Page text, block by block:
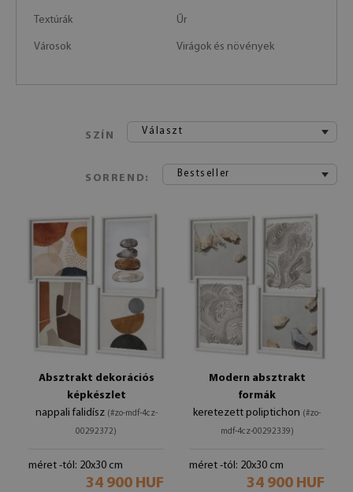
Textúrák Űr
Városok Virágok és növények
SZÍN Választ
SORREND: Bestseller
Absztrakt dekorációs
képkészlet
nappali falidísz (#zo-mdf-4cz-
00292372)
méret -tól: 20x30 cm
34 900 HUF
Modern absztrakt
formák
keretezett poliptichon (#zo-
mdf-4cz-00292339)
méret -tól: 20x30 cm
34 900 HUF